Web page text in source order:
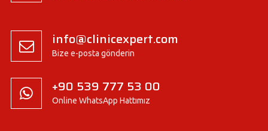
info@clinicexpert.com
Bize e-posta gönderin
+90 539 777 53 00
Online WhatsApp Hattımız